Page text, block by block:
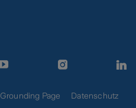
Grounding Page Datenschutz